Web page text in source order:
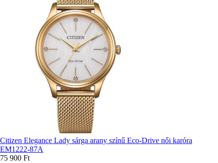
Citizen Elegance Lady sárga arany színű Eco-Drive női karóra
EM1222-87A
75 900 Ft